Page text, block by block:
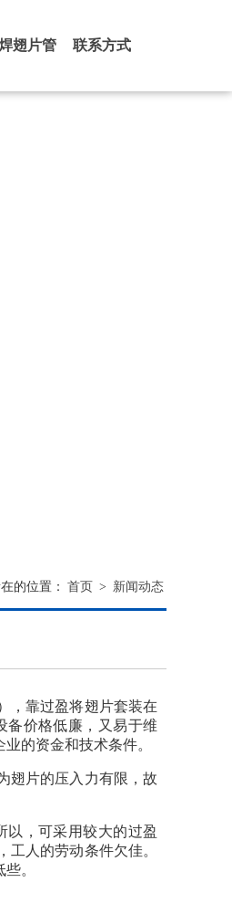
翅片管 联系方式
的位置： 首页 > 新闻动态
，靠过盈将翅片套装在
备价格低廉，又易于维
的资金和技术条件。
翅片的压入力有限，故
以，可采用较大的过盈
人的劳动条件欠佳。
。